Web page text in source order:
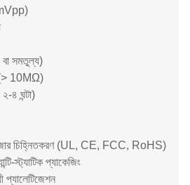
বা সমতুল্য)
(> 10MΩ)
৪ ঘন্টা)
চিহ্নিতকরণ (UL, CE, FCC, RoHS)
স্ট্যাটিক প্যাকেজিং
প্যালেটিজেশন